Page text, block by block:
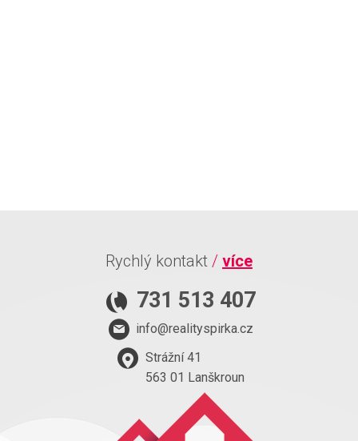
Rychlý kontakt / více
731 513 407
info@realityspirka.cz
Strážní 41
563 01 Lanškroun